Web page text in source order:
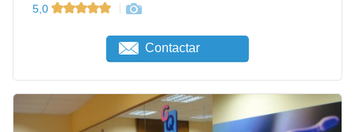
5,0
Contactar